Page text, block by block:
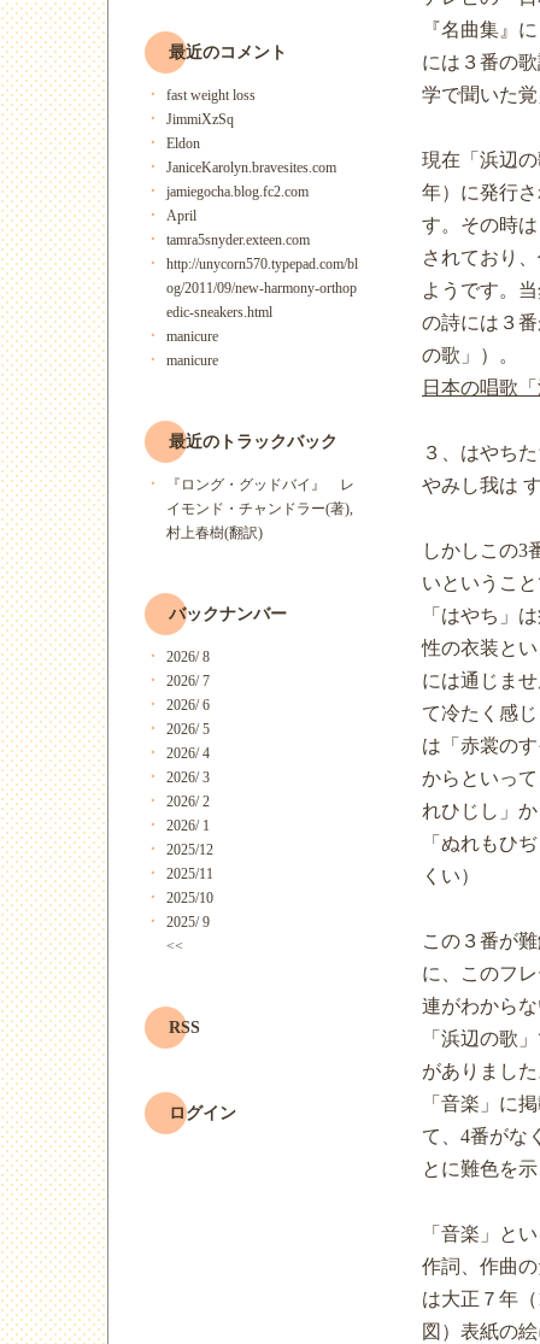
最近のコメント
fast weight loss
JimmiXzSq
Eldon
JaniceKarolyn.bravesites.com
jamiegocha.blog.fc2.com
April
tamra5snyder.exteen.com
http://unycorn570.typepad.com/bl
og/2011/09/new-harmony-orthop
edic-sneakers.html
manicure
manicure
最近のトラックバック
『ロング・グッドバイ』 レ
イモンド・チャンドラー(著),
村上春樹(翻訳)
バックナンバー
2026/ 8
2026/ 7
2026/ 6
2026/ 5
2026/ 4
2026/ 3
2026/ 2
2026/ 1
2025/12
2025/11
2025/10
2025/ 9
<<
RSS
ログイン
『名曲集』
には３番の
学で聞いた
現在「浜辺
年）に発行
す。その時
されており
ようです。
の詩には３
の歌」）。
日本の唱歌
３、はやち
やみし我は
しかしこの3
いというこ
「はやち」
性の衣装と
には通じま
て冷たく感
は「赤裳の
からといっ
れひじし」
「ぬれもひ
くい）
この３番が
に、このフ
連がわから
「浜辺の歌
がありまし
「音楽」に
て、4番がな
とに難色を
「音楽」と
作詞、作曲
は大正７年
図）表紙の